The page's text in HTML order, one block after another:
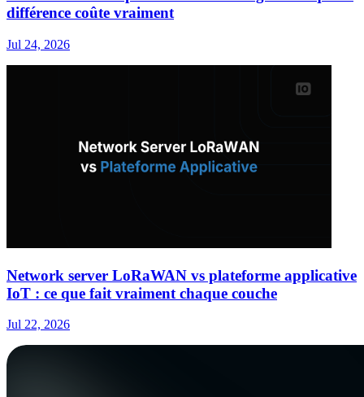
différence coûte vraiment
Jul 24, 2026
Network server LoRaWAN vs plateforme applicative
IoT : ce que fait vraiment chaque couche
Jul 22, 2026